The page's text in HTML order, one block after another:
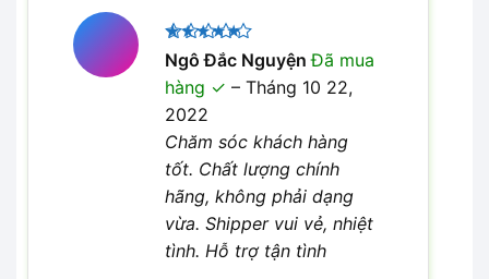
Được xếp
hạng5 5
sao
Ngô Đắc NguyệnĐã mua
hàng
– Tháng 10 22,
2022
Chăm sóc khách hàng
tốt. Chất lượng chính
hãng, không phải dạng
vừa. Shipper vui vẻ, nhiệt
tình. Hỗ trợ tận tình